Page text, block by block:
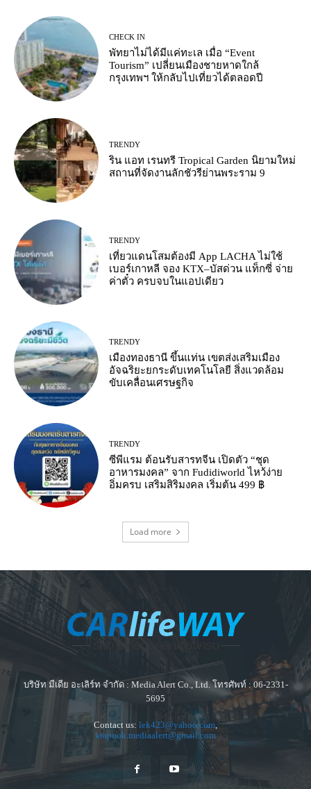
CHECK IN
พัทยาไม่ได้มีแค่ทะเล เมื่อ “Event
Tourism” เปลี่ยนเมืองชายหาดใกล้
กรุงเทพฯ ให้กลับไปเที่ยวได้ตลอดปี
TRENDY
ริน แอท เรนทรี Tropical Garden นิยามใหม่
สถานที่จัดงานลักชัวรีย่านพระราม 9
TRENDY
เที่ยวแดนโสมต้องมี App LACHA ไม่ใช้
เบอร์เกาหลี จอง KTX–บัสด่วน แท็กซี่ จ่าย
ค่าตั๋ว ครบจบในแอปเดียว
TRENDY
เมืองทองธานี ขึ้นแท่น เขตส่งเสริมเมือง
อัจฉริยะยกระดับเทคโนโลยี สิ่งแวดล้อม
ขับเคลื่อนเศรษฐกิจ
TRENDY
ซีพีแรม ต้อนรับสารทจีน เปิดตัว “ชุด
อาหารมงคล” จาก Fudidiworld ไหว้ง่าย
อิ่มครบ เสริมสิริมงคล เริ่มต้น 499 ฿
Load more
บริษัท มีเดีย อะเลิร์ท จำกัด : Media Alert Co., Ltd. โทรศัพท์ : 06-2331-
5695
Contact us: lek423@yahoo.com,
krapook.mediaalert@gmail.com